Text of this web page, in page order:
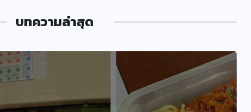
บทความล่าสุด